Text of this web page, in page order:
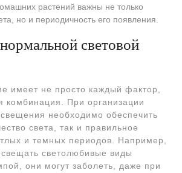
растений важны не только
но и периодичность его появления.
световой
имеет не просто каждый фактор,
комбинация. При организации
необходимо обеспечить
света, так и правильное
и темных периодов. Например,
светолюбивые виды
они могут заболеть, даже при